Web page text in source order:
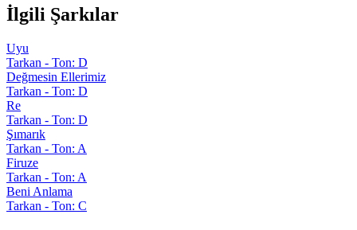
İlgili Şarkılar
Uyu
Tarkan - Ton: D
Değmesin Ellerimiz
Tarkan - Ton: D
Re
Tarkan - Ton: D
Şımarık
Tarkan - Ton: A
Firuze
Tarkan - Ton: A
Beni Anlama
Tarkan - Ton: C